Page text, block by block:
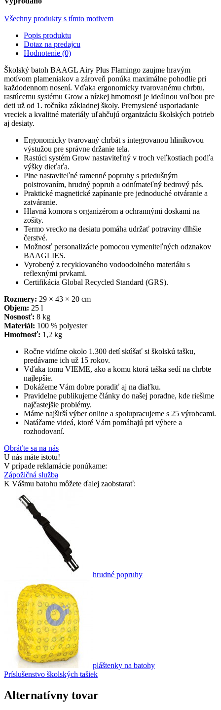
Všechny produkty s tímto motivem
Popis produktu
Dotaz na predajcu
Hodnotenie (0)
Školský batoh BAAGL Airy Plus Flamingo zaujme hravým
motívom plameniakov a zároveň ponúka maximálne pohodlie pri
každodennom nosení. Vďaka ergonomicky tvarovanému chrbtu,
rastúcemu systému Grow a nízkej hmotnosti je ideálnou voľbou pre
deti už od 1. ročníka základnej školy. Premyslené usporiadanie
vreciek a kvalitné materiály uľahčujú organizáciu školských potrieb
aj desiaty.
Ergonomicky tvarovaný chrbát s integrovanou hliníkovou
výstužou pre správne držanie tela.
Rastúci systém Grow nastaviteľný v troch veľkostiach podľa
výšky dieťaťa.
Plne nastaviteľné ramenné popruhy s priedušným
polstrovaním, hrudný popruh a odnímateľný bedrový pás.
Praktické magnetické zapínanie pre jednoduché otváranie a
zatváranie.
Hlavná komora s organizérom a ochrannými doskami na
zošity.
Termo vrecko na desiatu pomáha udržať potraviny dlhšie
čerstvé.
Možnosť personalizácie pomocou vymeniteľných odznakov
BAAGLIES.
Vyrobený z recyklovaného vodoodolného materiálu s
reflexnými prvkami.
Certifikácia Global Recycled Standard (GRS).
Rozmery: 29 × 43 × 20 cm
Objem: 25 l
Nosnosť: 8 kg
Materiál: 100 % polyester
Hmotnosť: 1,2 kg
Ročne vidíme okolo 1.300 detí skúšať si školskú tašku,
predávame ich už 15 rokov.
Vďaka tomu VIEME, ako a komu ktorá taška sedí na chrbte
najlepšie.
Dokážeme Vám dobre poradiť aj na diaľku.
Pravidelne publikujeme články do našej poradne, kde riešime
najčastejšie problémy.
Máme najširší výber online a spolupracujeme s 25 výrobcami.
Natáčame videá, ktoré Vám pomáhajú pri výbere a
rozhodovaní.
Obráťte sa na nás
U nás máte istotu!
V prípade reklamácie ponúkame:
Zápožičná služba
K Vášmu batohu môžete ďalej zaobstarať:
hrudné popruhy
pláštenky na batohy
Príslušenstvo školských tašiek
Alternatívny tovar